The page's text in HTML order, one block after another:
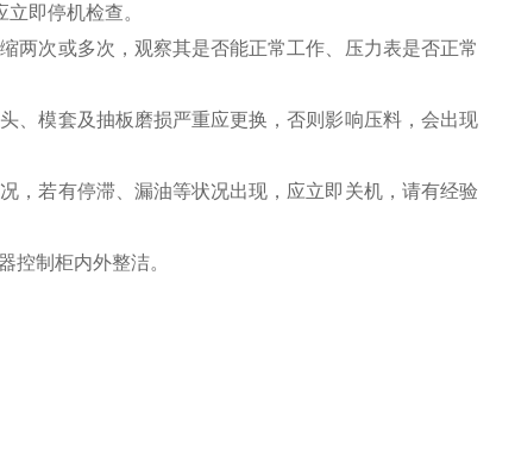
即停机检查。
两次或多次，观察其是否能正常工作、压力表是否正常
、模套及抽板磨损严重应更换，否则影响压料，会出现
，若有停滞、漏油等状况出现，应立即关机，请有经验
控制柜内外整洁。